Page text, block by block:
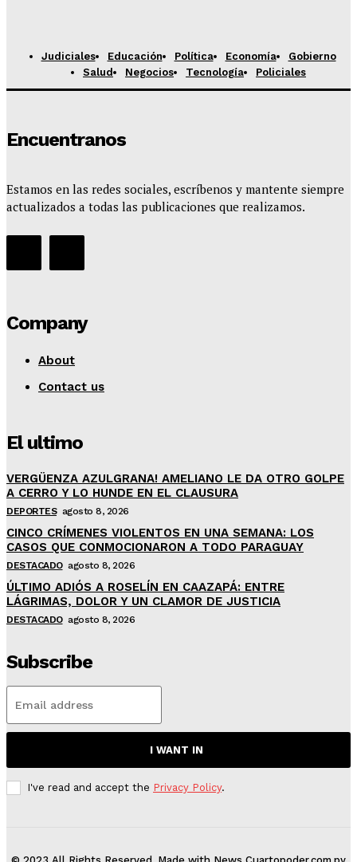
Judiciales Educación Política Economía
Gobierno
Salud
Negocios Tecnología Policiales
Encuentranos
Estamos en las redes sociales, escríbenos y mantente siempre
actualizados a todas las publicaciones que realizamos.
Company
About
Contact us
El ultimo
VERGÜENZA AZULGRANA! AMELIANO LE DA OTRO GOLPE
A CERRO Y LO HUNDE EN EL CLAUSURA
DEPORTES agosto 8, 2026
CINCO CRÍMENES VIOLENTOS EN UNA SEMANA: LOS
CASOS QUE CONMOCIONARON A TODO PARAGUAY
DESTACADO agosto 8, 2026
ÚLTIMO ADIÓS A ROSELÍN EN CAAZAPÁ: ENTRE
LÁGRIMAS, DOLOR Y UN CLAMOR DE JUSTICIA
DESTACADO agosto 8, 2026
Subscribe
I WANT IN
I've read and accept the Privacy Policy.